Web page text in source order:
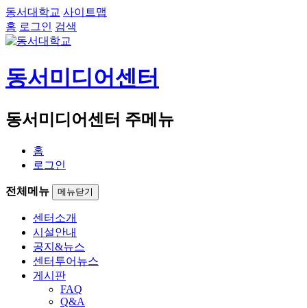
동서대학교 사이트맵
홈 로그인 검색
동서미디어센터
동서미디어센터 주메뉴
홈
로그인
전체메뉴 메뉴닫기
센터소개
시설안내
공지&뉴스
센터투어뉴스
게시판
FAQ
Q&A